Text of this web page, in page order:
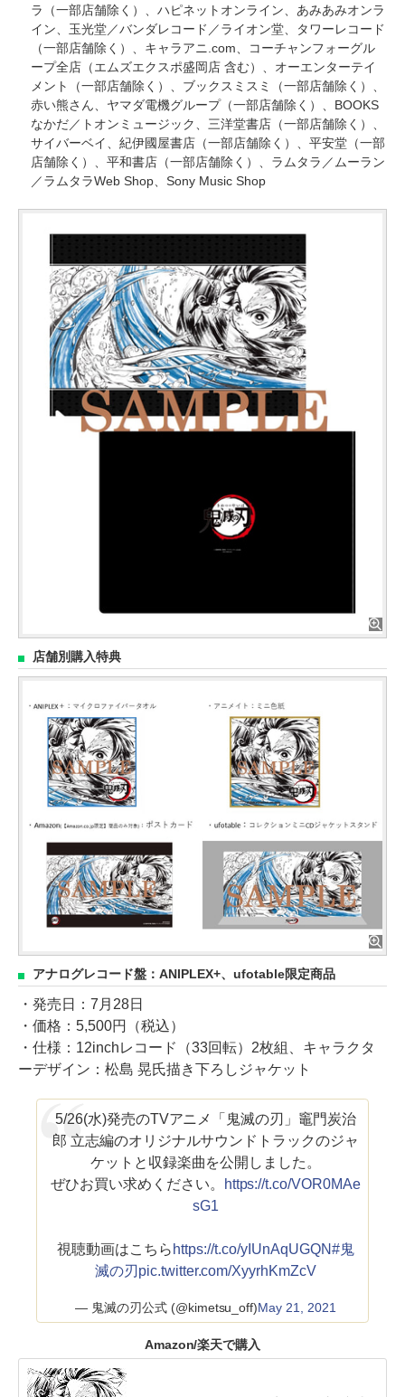
ラ（一部店舗除く）、ハピネットオンライン、あみあみオンラ
イン、玉光堂／バンダレコード／ライオン堂、タワーレコード
（一部店舗除く）、キャラアニ.com、コーチャンフォーグル
ープ全店（エムズエクスポ盛岡店 含む）、オーエンターテイ
メント（一部店舗除く）、ブックスミスミ（一部店舗除く）、
赤い熊さん、ヤマダ電機グループ（一部店舗除く）、BOOKS
なかだ／トオンミュージック、三洋堂書店（一部店舗除く）、
サイバーベイ、紀伊國屋書店（一部店舗除く）、平安堂（一部
店舗除く）、平和書店（一部店舗除く）、ラムタラ／ムーラン
／ラムタラWeb Shop、Sony Music Shop
店舗別購入特典
アナログレコード盤：ANIPLEX+、ufotable限定商品
・発売日：7月28日
・価格：5,500円（税込）
・仕様：12inchレコード（33回転）2枚組、キャラクタ
ーデザイン：松島 晃氏描き下ろしジャケット
5/26(水)発売のTVアニメ「鬼滅の刃」竈門炭治
郎 立志編のオリジナルサウンドトラックのジャ
ケットと収録楽曲を公開しました。
ぜひお買い求めください。
https://t.co/VOR0MAe
sG1
視聴動画はこちら https://t.co/yIUnAqUGQN#鬼
滅の刃 pic.twitter.com/XyyrhKmZcV
— 鬼滅の刃公式 (@kimetsu_off)May 21, 2021
Amazon/楽天で購入